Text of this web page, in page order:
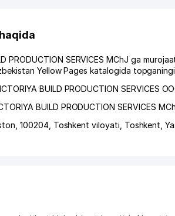
PRODUCTION SERVICES MChJ ga
Yellow Pages katalogida
BUILD PRODUCTION SERVICES
BUILD PRODUCTION SERVICES
100204, Toshkent viloyati Toshkent ,